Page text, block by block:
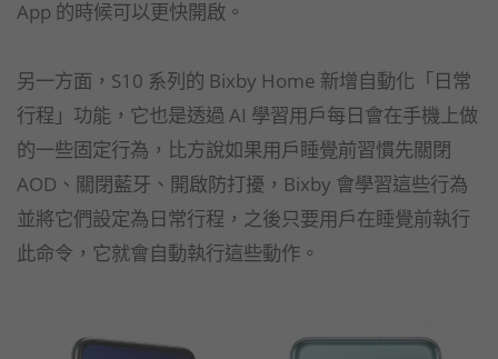
App 的時候可以更快開啟。
另一方面，S10 系列的 Bixby Home 新增自動化「日常
行程」功能，它也是透過 AI 學習用戶每日會在手機上做
的一些固定行為，比方說如果用戶睡覺前習慣先關閉
AOD、關閉藍牙、開啟防打擾，Bixby 會學習這些行為
並將它們設定為日常行程，之後只要用戶在睡覺前執行
此命令，它就會自動執行這些動作。